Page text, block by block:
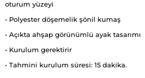
oturum yüzeyi
• Polyester döşemelik şönil kumaş
• Açıkta ahşap görünümlü ayak tasarımı
• Kurulum gerektirir
• Tahmini kurulum süresi: 15 dakika.